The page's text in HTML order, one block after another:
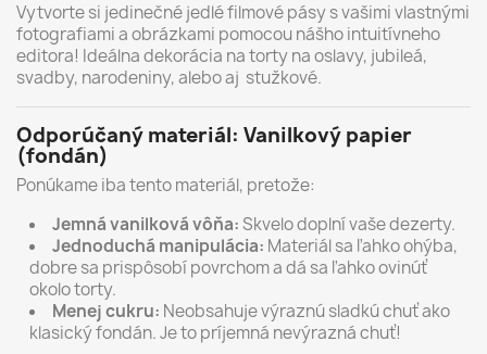
Vytvorte si jedinečné jedlé filmové pásy s vašimi vlastnými
fotografiami a obrázkami pomocou nášho intuitívneho
editora! Ideálna dekorácia na torty na oslavy, jubileá,
svadby, narodeniny, alebo aj stužkové.
Odporúčaný materiál: Vanilkový papier
(fondán)
Ponúkame iba tento materiál, pretože:
Jemná vanilková vôňa:Skvelo doplní vaše dezerty.
Jednoduchá manipulácia: Materiál sa ľahko ohýba,
dobre sa prispôsobí povrchom a dá sa ľahko ovinúť
okolo torty.
Menej cukru: Neobsahuje výraznú sladkú chuť ako
klasický fondán. Je to príjemná nevýrazná chuť!